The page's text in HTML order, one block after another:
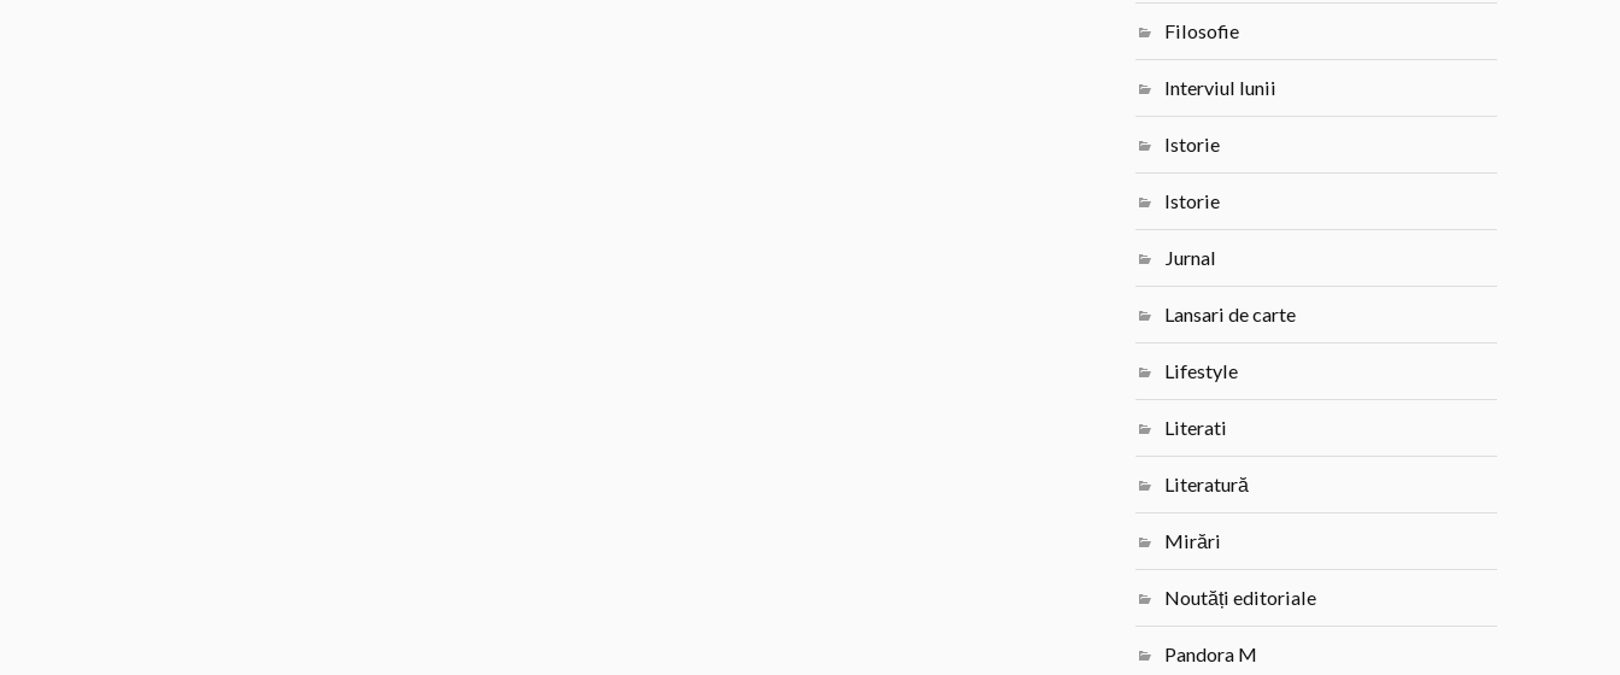
Filosofie
Interviul lunii
Istorie
Istorie
Jurnal
Lansari de carte
Lifestyle
Literati
Literatură
Mirări
Noutăți editoriale
Pandora M